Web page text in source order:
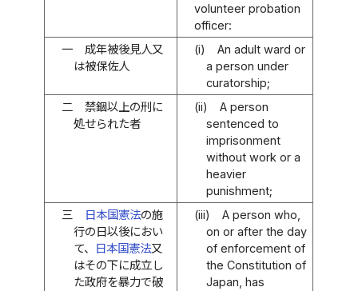
volunteer probation
officer:
一
成年被後見人又
は被保佐人
(i)
An adult ward or
a person under
curatorship;
二
禁錮以上の刑に
処せられた者
(ii)
A person
sentenced to
imprisonment
without work or a
heavier
punishment;
三
日本国憲法の施
行の日以後におい
て、
日本国憲法又
はその下に成立し
た政府を暴力で破
(iii)
A person who,
on or after the day
of enforcement of
the Constitution of
Japan, has